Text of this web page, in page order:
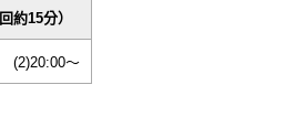
約15分）
(2)20:00〜